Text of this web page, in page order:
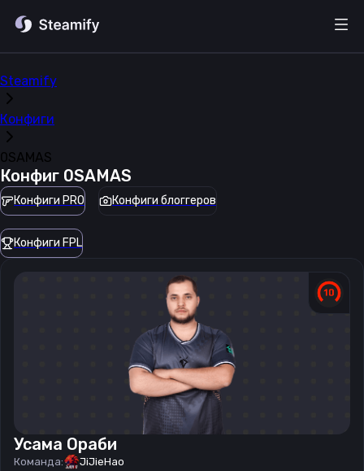
Steamify
Конфиги
0SAMAS
Конфиг 0SAMAS
Конфиги PRO Конфиги блоггеров
Конфиги FPL
Усама Ораби
Команда: JiJieHao